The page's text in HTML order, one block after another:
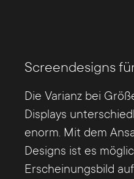
Screendesigns
Die Varianz bei
Displays
enorm. Mit dem
Designs ist es
Erscheinungsbild